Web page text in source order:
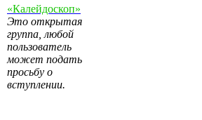
«Калейдоскоп»
Это открытая
группа, любой
пользователь
может подать
просьбу о
вступлении.